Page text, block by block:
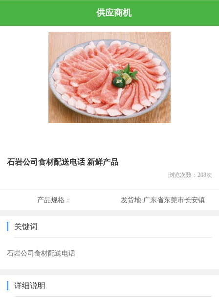
供应商机
石岩公司食材配送电话 新鲜产品
浏览次数： 208次
产品规格： 发货地:广东省东莞市长安镇
关键词
石岩公司食材配送电话
详细说明